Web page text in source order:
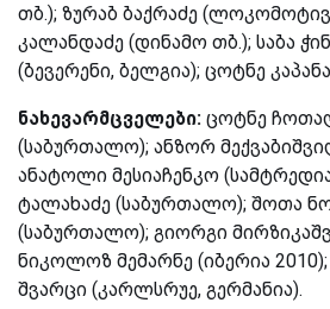
თბ.); ზურაბ ბაქრაძე
კალანდაძე (დინამო თბ.); საბა
(ბევერენი, ბელგია); ცოტნე
ნახევარმცველები: ცოტნე
(საბურთალო); ანზორ
ანატოლი მესიაჩენკო
ტალახაძე (საბურთალო); შოთა
(საბურთალო); გიორგი
ნიკოლოზ მემარნე (იბერია
შვარცი (კარლსრუე, გერმანია).